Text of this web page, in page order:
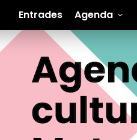
Entrades Agenda